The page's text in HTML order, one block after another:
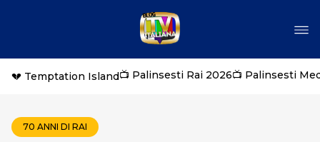
💔 Temptation Island📺 Palinsesti Rai 2026📺 Palinsesti
70 ANNI DI RAI